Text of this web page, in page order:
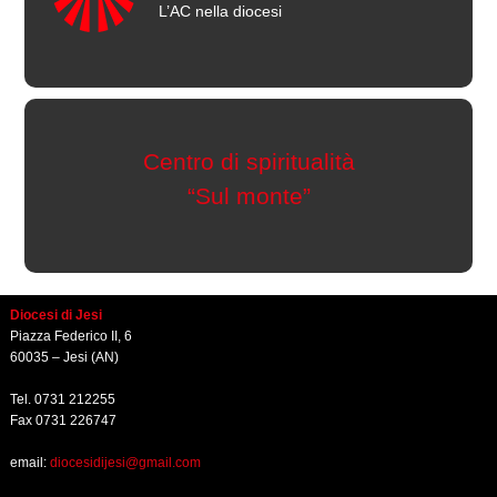
L’AC nella diocesi
Centro di spiritualità
“Sul monte”
Diocesi di Jesi
Piazza Federico II, 6
60035 – Jesi (AN)
Tel. 0731 212255
Fax 0731 226747
email: diocesidijesi@gmail.com